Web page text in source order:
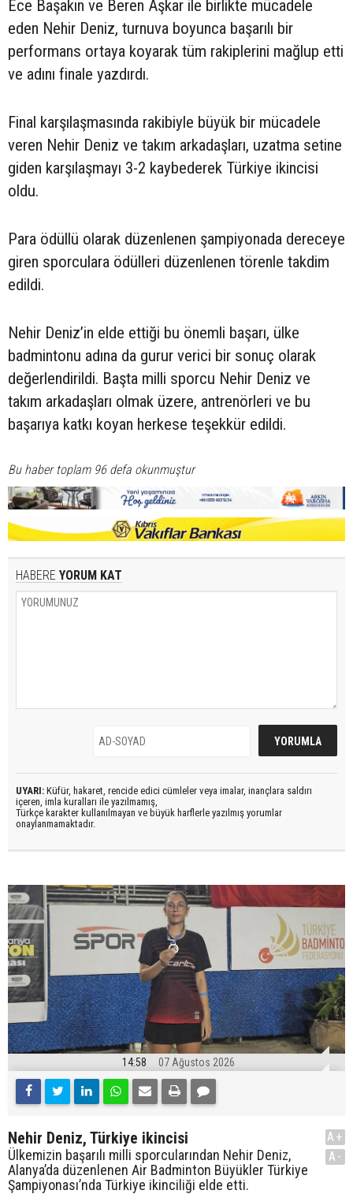
Ece Başakın ve Beren Aşkar ile birlikte mücadele
eden Nehir Deniz, turnuva boyunca başarılı bir
performans ortaya koyarak tüm rakiplerini mağlup etti
ve adını finale yazdırdı.
Final karşılaşmasında rakibiyle büyük bir mücadele
veren Nehir Deniz ve takım arkadaşları, uzatma setine
giden karşılaşmayı 3-2 kaybederek Türkiye ikincisi
oldu.
Para ödüllü olarak düzenlenen şampiyonada dereceye
giren sporculara ödülleri düzenlenen törenle takdim
edildi.
Nehir Deniz’in elde ettiği bu önemli başarı, ülke
badmintonu adına da gurur verici bir sonuç olarak
değerlendirildi. Başta milli sporcu Nehir Deniz ve
takım arkadaşları olmak üzere, antrenörleri ve bu
başarıya katkı koyan herkese teşekkür edildi.
Bu haber toplam 96 defa okunmuştur
HABERE YORUM KAT
UYARI: Küfür, hakaret, rencide edici cümleler veya imalar, inançlara saldırı
içeren, imla kuralları ile yazılmamış,
Türkçe karakter kullanılmayan ve büyük harflerle yazılmış yorumlar
onaylanmamaktadır.
14:58 07 Ağustos 2026
Nehir Deniz, Türkiye ikincisi
Ülkemizin başarılı milli sporcularından Nehir Deniz,
Alanya’da düzenlenen Air Badminton Büyükler Türkiye
Şampiyonası’nda Türkiye ikinciliği elde etti.
A+
A-